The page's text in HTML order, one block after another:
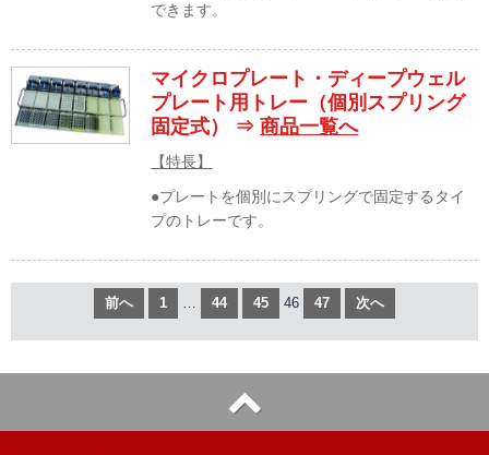
できます。
マイクロプレート・ディープウェル
プレート用トレー（個別スプリング
固定式） ⇒商品一覧へ
【特長】
●プレートを個別にスプリングで固定するタイ
プのトレーです。
前へ 1 … 44 45 46 47 次へ